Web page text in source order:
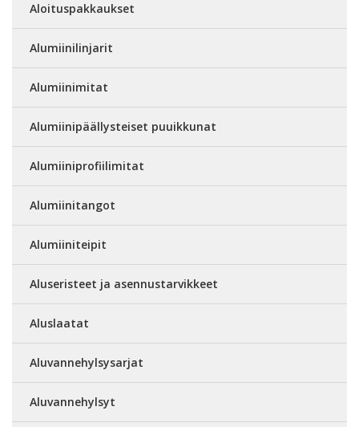
Aloituspakkaukset
Alumiinilinjarit
Alumiinimitat
Alumiinipäällysteiset puuikkunat
Alumiiniprofiilimitat
Alumiinitangot
Alumiiniteipit
Aluseristeet ja asennustarvikkeet
Aluslaatat
Aluvannehylsysarjat
Aluvannehylsyt